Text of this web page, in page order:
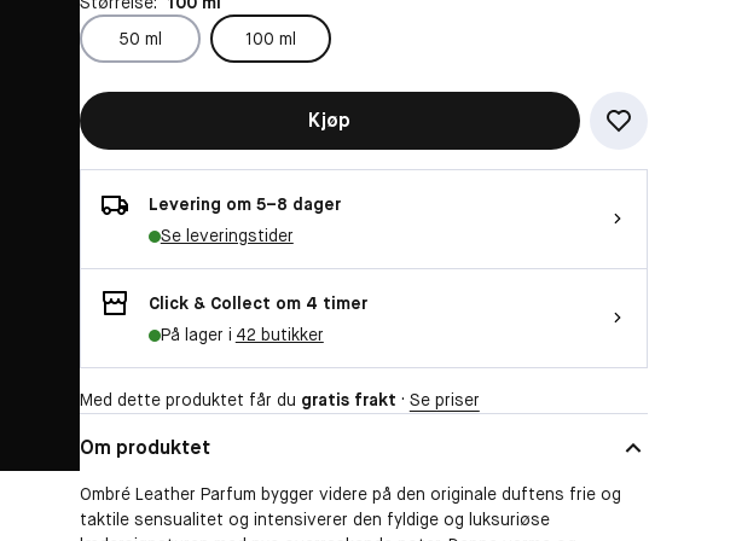
50 ml
100 ml
Kjøp
Levering om 5–8 dager
Se leveringstider
Click & Collect om 4 timer
På lager i 42 butikker
Med dette produktet får du gratis frakt · Se priser
Om produktet
Ombré Leather Parfum bygger videre på den originale duftens frie og
taktile sensualitet og intensiverer den fyldige og luksuriøse